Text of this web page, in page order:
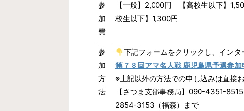
参
加
費
【一般】2,000円 【高校生以下】
校生以下】1,300円
参
加
方
法
下記フォームをクリックし、インタ
第７８回アマ名人戦 鹿児島県予選参加
※上記以外の方法での申し込みは直接お
【さつま支部事務局】090-4351-
2854-3153（福森）まで